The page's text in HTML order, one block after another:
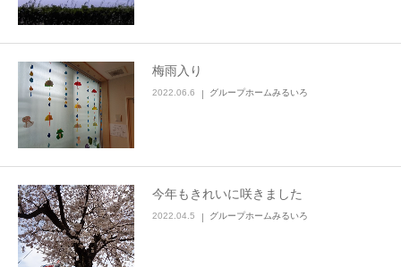
梅雨入り
2022.06.6 グループホームみるいろ
今年もきれいに咲きました
2022.04.5 グループホームみるいろ